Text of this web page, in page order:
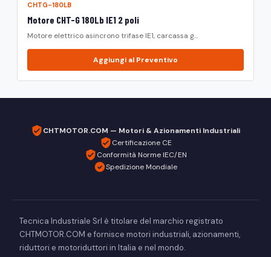
CHTG-180LB
Motore CHT-G 180Lb IE1 2 poli
Motore elettrico asincrono trifase IE1, carcassa g...
Aggiungi al Preventivo
CHTMOTOR.COM — Motori & Azionamenti Industriali
Certificazione CE
Conformità Norme IEC/EN
Spedizione Mondiale
Tecnica Industriale Srl è titolare del marchio registrato
CHTMOTOR.COM e fornisce motori industriali, azionamenti,
riduttori e motoriduttori in Italia e nel mondo.